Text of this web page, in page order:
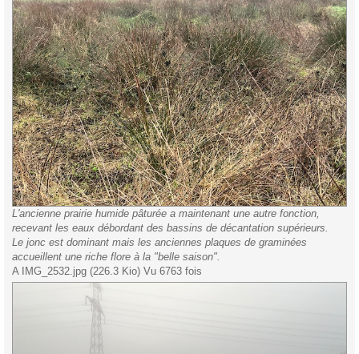
L'ancienne prairie humide pâturée a maintenant une autre fonction,
recevant les eaux débordant des bassins de décantation supérieurs.
Le jonc est dominant mais les anciennes plaques de graminées
accueillent une riche flore à la "belle saison".
A IMG_2532.jpg (226.3 Kio) Vu 6763 fois